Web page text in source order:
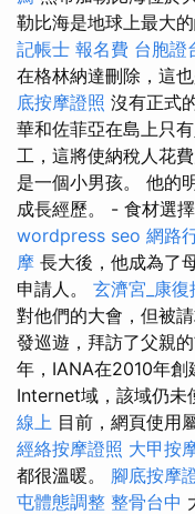
勒比海是地球上最大
記帳士 報名費 台胞證
在格林納達刪除，這
底按摩證照 沒有正式
華和佐菲亞在島上只
工，這將使納稅人花
是一個小男孩。 他的
成長經歷。 - 食材選擇
wordpress seo 網路
摩 長大後，他成為了
申請人。 玄濟宮_康復
對他們的大會，但被
發巡遊，拜訪了父親
年，IANA在2010年創
Internet域，該域仍未
線上 目前，網頁使用
經絡按摩證照 大甲按
都很溫暖。 腳底按摩
屯體態調整 整骨台中